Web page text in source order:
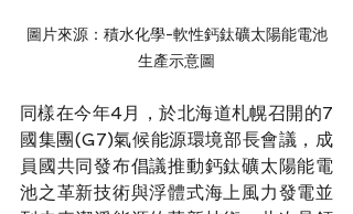
圖片來源：積水化學-軟性鈣鈦礦太陽能電池
生產示意圖
同樣在今年4月，於北海道札幌召開的7
國集團(G7)氣候能源環境部長會議，成
員國共同發布倡議推動鈣鈦礦太陽能電
池之革新技術與浮體式海上風力發電並